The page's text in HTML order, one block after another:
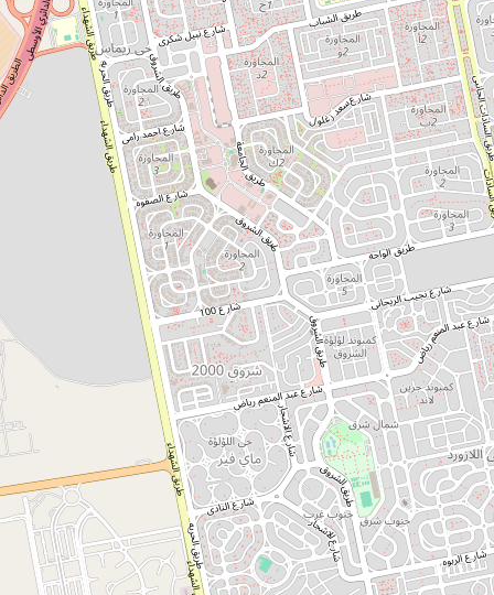
بــحــث
وكالة الفضاء المصرية‎ جاري تنفيذه
محافظة القاهرة
الـمـسـئـول: الرئيس عبد الفتاح السيسي
عدد المشاهدات:
فيديو المشروع